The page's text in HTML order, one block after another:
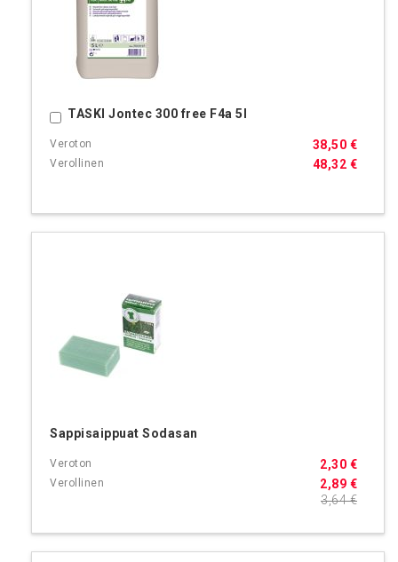
TASKI Jontec 300 free F4a 5l
48,32 €
38,50 €
Ostoskoriin
Sappisaippuat Sodasan
2,89 €
2,30 €
3,64 €